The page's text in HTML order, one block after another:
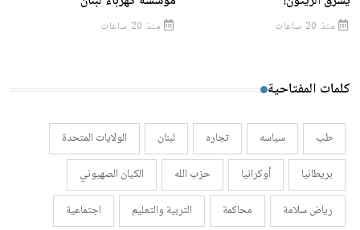
منذ 20 ساعات منذ 20 ساعات
كلمات المفتاحية
طب سياسه تجاره لبنان
الولايات المتحدة
بريطانيا
أوكرانيا حزب الله
الكيان الصهيوني
رياض سلامة
محاكمة التربية والتعليم
اجتماعية